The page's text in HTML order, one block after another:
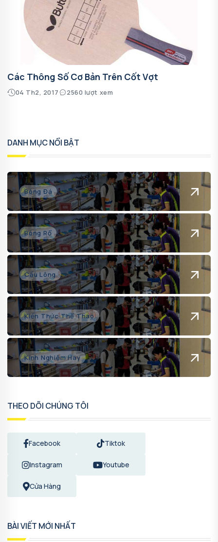
Các Thông Số Cơ Bản Trên Cốt Vợt
04 Th2, 2017 2560 lượt xem
DANH MỤC NỔI BẬT
Bóng Đá
Bóng Rổ
Cầu Lông
Kiến Thức Thể Thao
Kinh Nghiệm Hay
THEO DÕI CHÚNG TÔI
Facebook Tiktok
Instagram Youtube
Cửa Hàng
BÀI VIẾT MỚI NHẤT